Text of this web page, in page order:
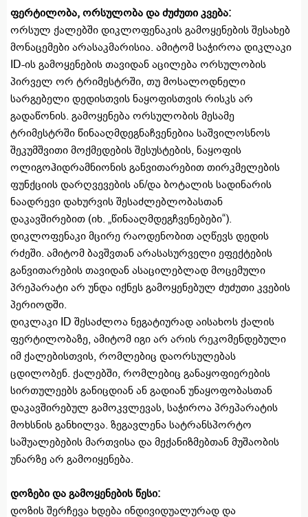
ფერტილობა, ორსულობა და ძუძუთი კვება:
ორსულ ქალებში დიკლოფენაკის გამოყენების შესახებ
მონაცემები არასაკმარისია. ამიტომ საჭიროა დიკლაკი
ID-ის გამოყენების თავიდან აცილება ორსულობის
პირველ ორ ტრიმესტრში, თუ მოსალოდნელი
სარგებელი დედისთვის ნაყოფისთვის რისკს არ
გადაწონის. გამოყენება ორსულობის მესამე
ტრიმესტრში წინააღმდეგნაჩვენებია საშვილოსნოს
შეკუმშვითი მოქმედების შესუსტების, ნაყოფის
ოლიგოჰიდრამნიონის განვითარებით თირკმელების
ფუნქციის დარღვევების ან/და ბოტალის სადინარის
ნაადრევი დახურვის შესაძლებლობასთან
დაკავშირებით (იხ. „წინააღმდეგჩვენებები“).
დიკლოფენაკი მცირე რაოდენობით აღწევს დედის
რძეში. ამიტომ ბავშვთან არასასურველი ეფექტების
განვითარების თავიდან ასაცილებლად მოცემული
პრეპარატი არ უნდა იქნეს გამოყენებულ ძუძუთი კვების
პერიოდში.
დიკლაკი ID შესაძლოა ნეგატიურად აისახოს ქალის
ფერტილობაზე, ამიტომ იგი არ არის რეკომენდებული
იმ ქალებისთვის, რომლებიც დაორსულებას
ცდილობენ. ქალებში, რომლებიც განაყოფიერების
სირთულეებს განიცდიან ან გადიან უნაყოფობასთან
დაკავშირებულ გამოკვლევას, საჭიროა პრეპარატის
მოხსნის განხილვა. ზეგავლენა სატრანსპორტო
საშუალებების მართვისა და მექანიზმებთან მუშაობის
უნარზე არ გამოიყენება.
დოზები და გამოყენების წესი:
დოზის შერჩევა ხდება ინდივიდუალურად და